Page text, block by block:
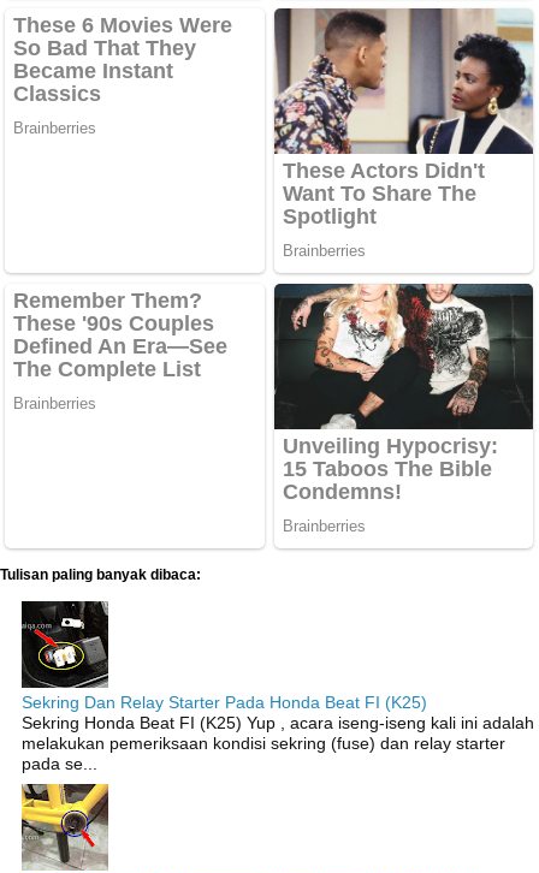
Tulisan paling banyak dibaca:
Sekring Dan Relay Starter Pada Honda Beat FI (K25)
Sekring Honda Beat FI (K25) Yup , acara iseng-iseng kali ini adalah
melakukan pemeriksaan kondisi sekring (fuse) dan relay starter
pada se...